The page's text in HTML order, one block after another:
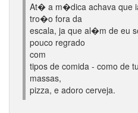
At� a m�dica achava que
tro�o fora da
escala, ja que al�m de eu
pouco regrado
com
tipos de comida - como de
massas,
pizza, e adoro cerveja.